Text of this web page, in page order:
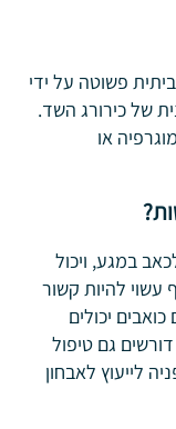
פשוטה על ידי
של כירורג השד.
או
במגע, ויכול
להיות קשור
יכולים
גם טיפול
לייעוץ לאבחון